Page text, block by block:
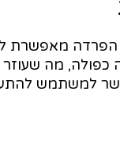
הפרדה
כפולה, מה
למשתמש